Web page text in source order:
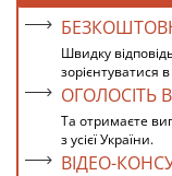
Швидку
зорієнтуватися
ОГОЛОСІТЬ
Та отримаєте
з усієї України.
ВІДЕО-